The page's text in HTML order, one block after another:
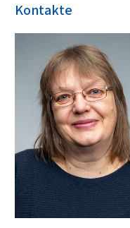
Kontakte